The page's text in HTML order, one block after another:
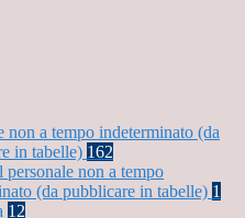
non a tempo indeterminato (da
in tabelle) 162
personale non a tempo
(da pubblicare in tabelle) 1
12